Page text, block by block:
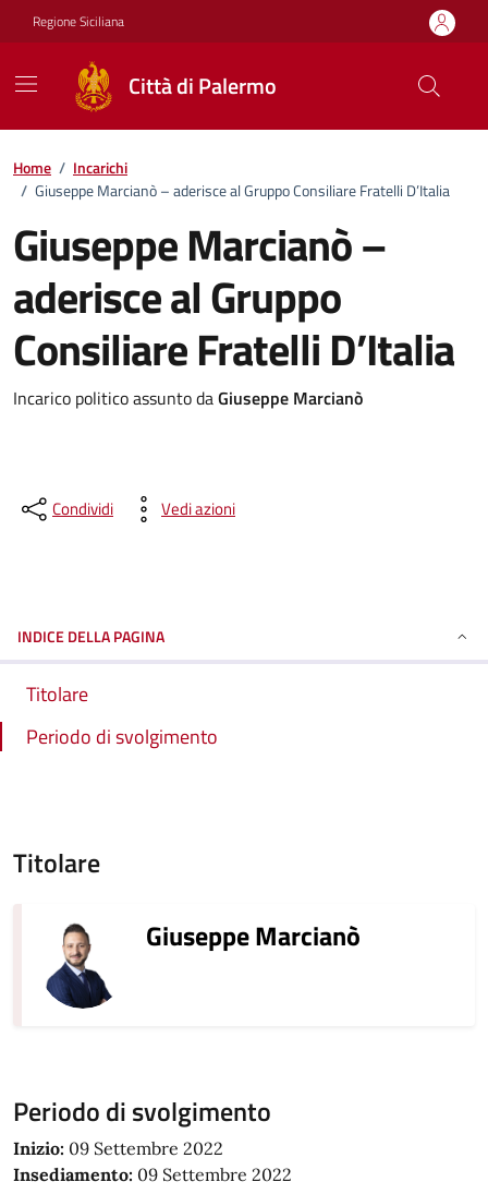
Vai ai contenuti
Vai al footer
Regione Siciliana
Città di Palermo
Home / Incarichi
/ Giuseppe Marcianò – aderisce al Gruppo Consiliare Fratelli D’Italia
Giuseppe Marcianò –
aderisce al Gruppo
Consiliare Fratelli D’Italia
Incarico politico assunto daGiuseppe Marcianò
Condividi Vedi azioni
INDICE DELLA PAGINA
Titolare
Periodo di svolgimento
Titolare
Giuseppe Marcianò
Periodo di svolgimento
Inizio: 09 Settembre 2022
Insediamento: 09 Settembre 2022